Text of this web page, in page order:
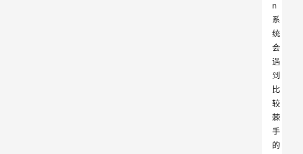
n
系
统
会
遇
到
比
较
棘
手
的